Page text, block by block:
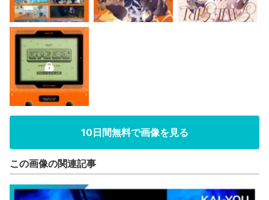
10日間無料で画像を見る
この画像の関連記事